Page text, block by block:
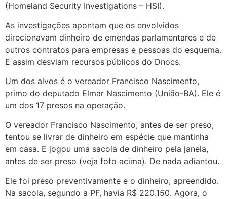
(Homeland Security Investigations – HSI).
As investigações apontam que os envolvidos
direcionavam dinheiro de emendas parlamentares e de
outros contratos para empresas e pessoas do esquema.
E assim desviam recursos públicos do Dnocs.
Um dos alvos é o vereador Francisco Nascimento,
primo do deputado Elmar Nascimento (União-BA). Ele é
um dos 17 presos na operação.
O vereador Francisco Nascimento, antes de ser preso,
tentou se livrar de dinheiro em espécie que mantinha
em casa. E jogou uma sacola de dinheiro pela janela,
antes de ser preso (veja foto acima). De nada adiantou.
Ele foi preso preventivamente e o dinheiro, apreendido.
Na sacola, segundo a PF, havia R$ 220.150. Agora, o